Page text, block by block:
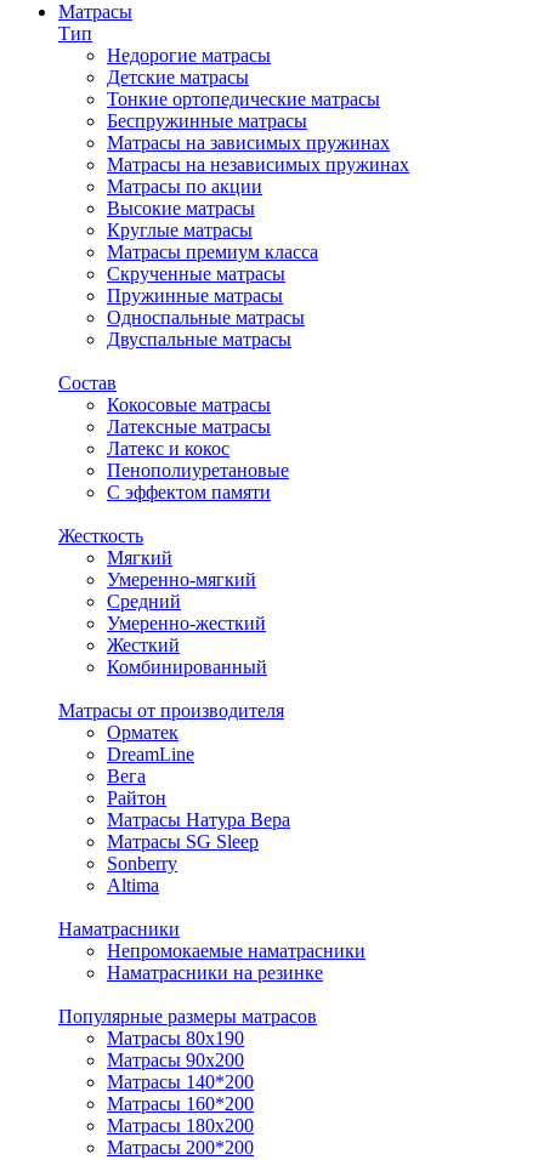
Матрасы
Тип
Недорогие матрасы
Детские матрасы
Тонкие ортопедические матрасы
Беспружинные матрасы
Матрасы на зависимых пружинах
Матрасы на независимых пружинах
Матрасы по акции
Высокие матрасы
Круглые матрасы
Матрасы премиум класса
Скрученные матрасы
Пружинные матрасы
Односпальные матрасы
Двуспальные матрасы
Состав
Кокосовые матрасы
Латексные матрасы
Латекс и кокос
Пенополиуретановые
С эффектом памяти
Жесткость
Мягкий
Умеренно-мягкий
Средний
Умеренно-жесткий
Жесткий
Комбинированный
Матрасы от производителя
Орматек
DreamLine
Вега
Райтон
Матрасы Натура Вера
Матрасы SG Sleep
Sonberry
Altima
Наматрасники
Непромокаемые наматрасники
Наматрасники на резинке
Популярные размеры матрасов
Матрасы 80x190
Матрасы 90x200
Матрасы 140*200
Матрасы 160*200
Матрасы 180x200
Матрасы 200*200